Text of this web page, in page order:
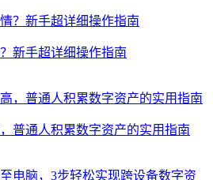
新手超详细操作指南
普通人积累数字资产的实用指南